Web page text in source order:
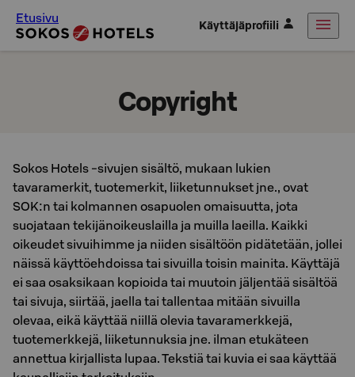
Etusivu Käyttäjäprofiili
Copyright
Sokos Hotels -sivujen sisältö, mukaan lukien
tavaramerkit, tuotemerkit, liiketunnukset jne., ovat
SOK:n tai kolmannen osapuolen omaisuutta, jota
suojataan tekijänoikeuslailla ja muilla laeilla. Kaikki
oikeudet sivuihimme ja niiden sisältöön pidätetään, jollei
näissä käyttöehdoissa tai sivuilla toisin mainita. Käyttäjä
ei saa osaksikaan kopioida tai muutoin jäljentää sisältöä
tai sivuja, siirtää, jaella tai tallentaa mitään sivuilla
olevaa, eikä käyttää niillä olevia tavaramerkkejä,
tuotemerkkejä, liiketunnuksia jne. ilman etukäteen
annettua kirjallista lupaa. Tekstiä tai kuvia ei saa käyttää